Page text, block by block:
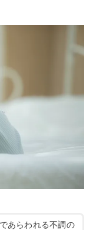
あらわれる不調の